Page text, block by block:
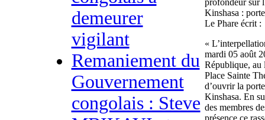
demeurer
vigilant
Remaniement du
Gouvernement
congolais : Steve
Kinshasa :
Le Phare écrit :
«
mardi 05 août
République, au
Place Sainte
d’ouvrir la
Kinshasa. En
des membres
présence ce